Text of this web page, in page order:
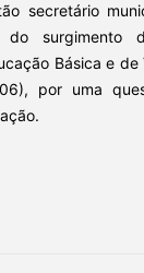
secretário
do
Básica e
por uma